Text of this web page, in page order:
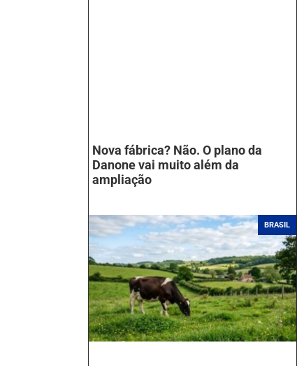
Nova fábrica? Não. O plano da
Danone vai muito além da
ampliação
BRASIL